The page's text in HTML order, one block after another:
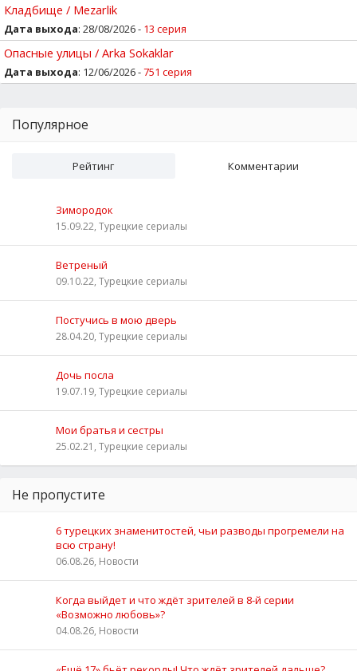
Кладбище / Mezarlik
Дата выхода: 28/08/2026 - 13 серия
Опасные улицы / Arka Sokaklar
Дата выхода: 12/06/2026 -751 серия
Популярное
Рейтинг Комментарии
Зимородок
15.09.22, Турецкие сериалы
Ветреный
09.10.22, Турецкие сериалы
Постучись в мою дверь
28.04.20, Турецкие сериалы
Дочь посла
19.07.19, Турецкие сериалы
Мои братья и сестры
25.02.21, Турецкие сериалы
Не пропустите
6 турецких знаменитостей, чьи разводы прогремели на
всю страну!
06.08.26, Новости
Когда выйдет и что ждёт зрителей в 8-й серии
«Возможно любовь»?
04.08.26, Новости